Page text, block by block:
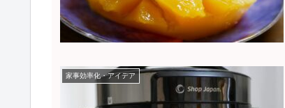
家事効率化・アイデア